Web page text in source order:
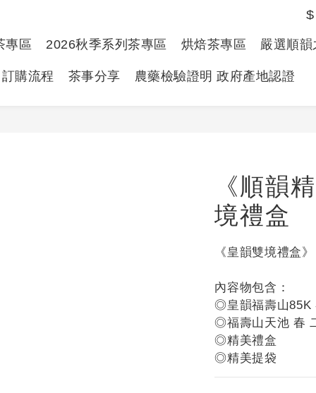
$
專區 2026秋季系列茶專區 烘焙茶專區 嚴選順韻
訂購流程 茶事分享 農藥檢驗證明 政府產地認證
《順韻
境禮盒
《皇韻雙境禮盒》
內容物包含：
◎皇韻福壽山85K
◎福壽山天池 春
◎精美禮盒
◎精美提袋